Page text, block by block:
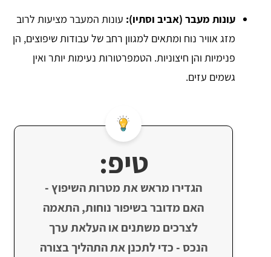
עונות מעבר (אביב וסתיו): עונות המעבר מציעות לרוב
מזג אוויר נוח ומתאים למגוון רחב של עבודות שיפוצים, הן
פנימיות והן חיצוניות. הטמפרטורות נעימות יותר ואין
גשמים עזים.
טיפ:
הגדירו מראש את מטרות השיפוץ -
האם מדובר בשיפור נוחות, התאמה
לצרכים משתנים או העלאת ערך
הנכס - כדי לתכנן את התהליך בצורה